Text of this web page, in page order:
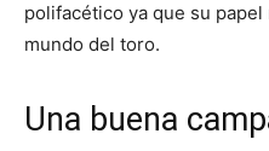
polifacético ya que su
mundo del toro.
Una buena